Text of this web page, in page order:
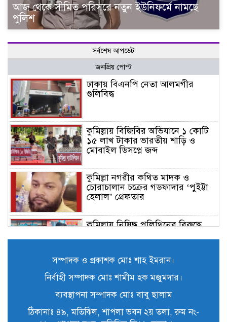
আজ থেকে সীমিত পরিসরে নতুন ইউনিফর্মে নামছে
পুলিশ
সর্বশেষ আপডেট
জনপ্রিয় পোস্ট
ঢাকায় বিএনপি নেতা আলমগীর
গুলিবিদ্ধ
কুমিল্লায় বিজিবির অভিযানে ১ কোটি
১৫ লাখ টাকার ভারতীয় শাড়ি ও
মোবাইল ডিসপ্লে জব্দ
কুমিল্লা নগরীর কথিত মাদক ও
চোরাচালান চক্রের গডফাদার ‘পুইট্টা
হেলাল’ গ্রেফতার
কুমিল্লায় নিষিদ্ধ পলিথিনের বিরুদ্ধে
কুমিল্লায় বিজিবির উদ্যোগে ৫১ কোটি
৮৩ লাখ টাকার মাদক ও তামাকজাত
পণ্য ধ্বংস
কুমিল্লার অতিরিক্ত পুলিশ সুপার (সদর
সম্পাদক ও প্রকাশক মোঃ শাহ ইমরান।
নির্বাহী সম্পাদক মোঃ শামীম হক মজুমদার।
ব্যবস্থাপনা সম্পাদক মোঃ বাবু ছালাম
ঠিকানাঃ ৪৯, মতিঝিল, শাপলা ভবন ২য় তলা, রুম নং-